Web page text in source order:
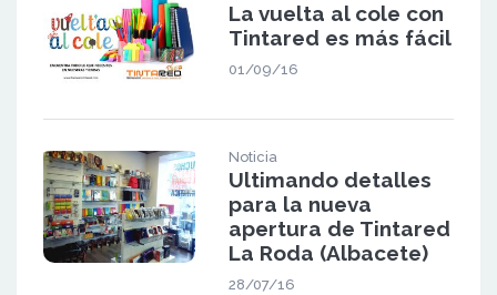
La vuelta al cole con
Tintared es más fácil
01/09/16
Noticia
Ultimando detalles
para la nueva
apertura de Tintared
La Roda (Albacete)
28/07/16